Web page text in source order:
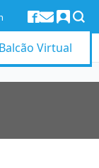
Balcão Virtual